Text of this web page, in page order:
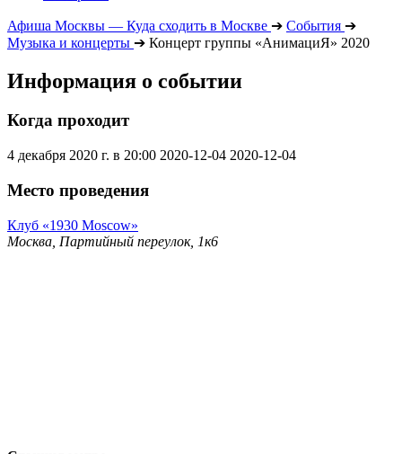
Афиша Москвы — Куда сходить в Москве ➔ События ➔
Музыка и концерты ➔ Концерт группы «АнимациЯ» 2020
Информация о событии
Когда проходит
4 декабря 2020 г. в 20:00 2020-12-04 2020-12-04
Место проведения
Клуб «1930 Moscow»
Москва, Партийный переулок, 1к6